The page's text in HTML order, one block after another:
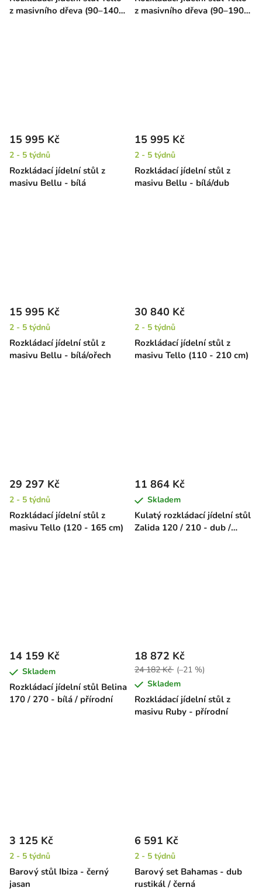
z masivního dřeva (90–140
z masivního dřeva (90–190
Rozkládací jídelní stůl z
masivu Bellu - bílá
15 995 Kč
2 - 5 týdnů
Rozkládací jídelní stůl z
masivu Bellu - bílá/dub
15 995 Kč
2 - 5 týdnů
Rozkládací jídelní stůl z
masivu Bellu - bílá/ořech
15 995 Kč
2 - 5 týdnů
Rozkládací jídelní stůl z
masivu Tello (110 - 210 cm)
30 840 Kč
2 - 5 týdnů
Rozkládací jídelní stůl z
masivu Tello (120 - 165 cm)
29 297 Kč
2 - 5 týdnů
Kulatý rozkládací jídelní stůl
Zalida 120 / 210 - dub /
11 864 Kč
Skladem
Rozkládací jídelní stůl Belina
170 / 270 - bílá / přírodní
14 159 Kč
Skladem
Rozkládací jídelní stůl z
masivu Ruby - přírodní
18 872 Kč
24 182 Kč (–21 %)
Skladem
Barový stůl Ibiza - černý
jasan
3 125 Kč
2 - 5 týdnů
Barový set Bahamas - dub
rustikál / černá
6 591 Kč
2 - 5 týdnů